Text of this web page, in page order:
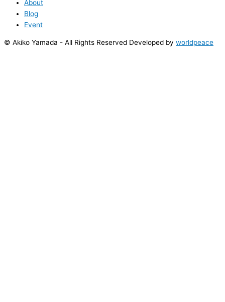
About
Blog
Event
© Akiko Yamada - All Rights Reserved Developed by worldpeace